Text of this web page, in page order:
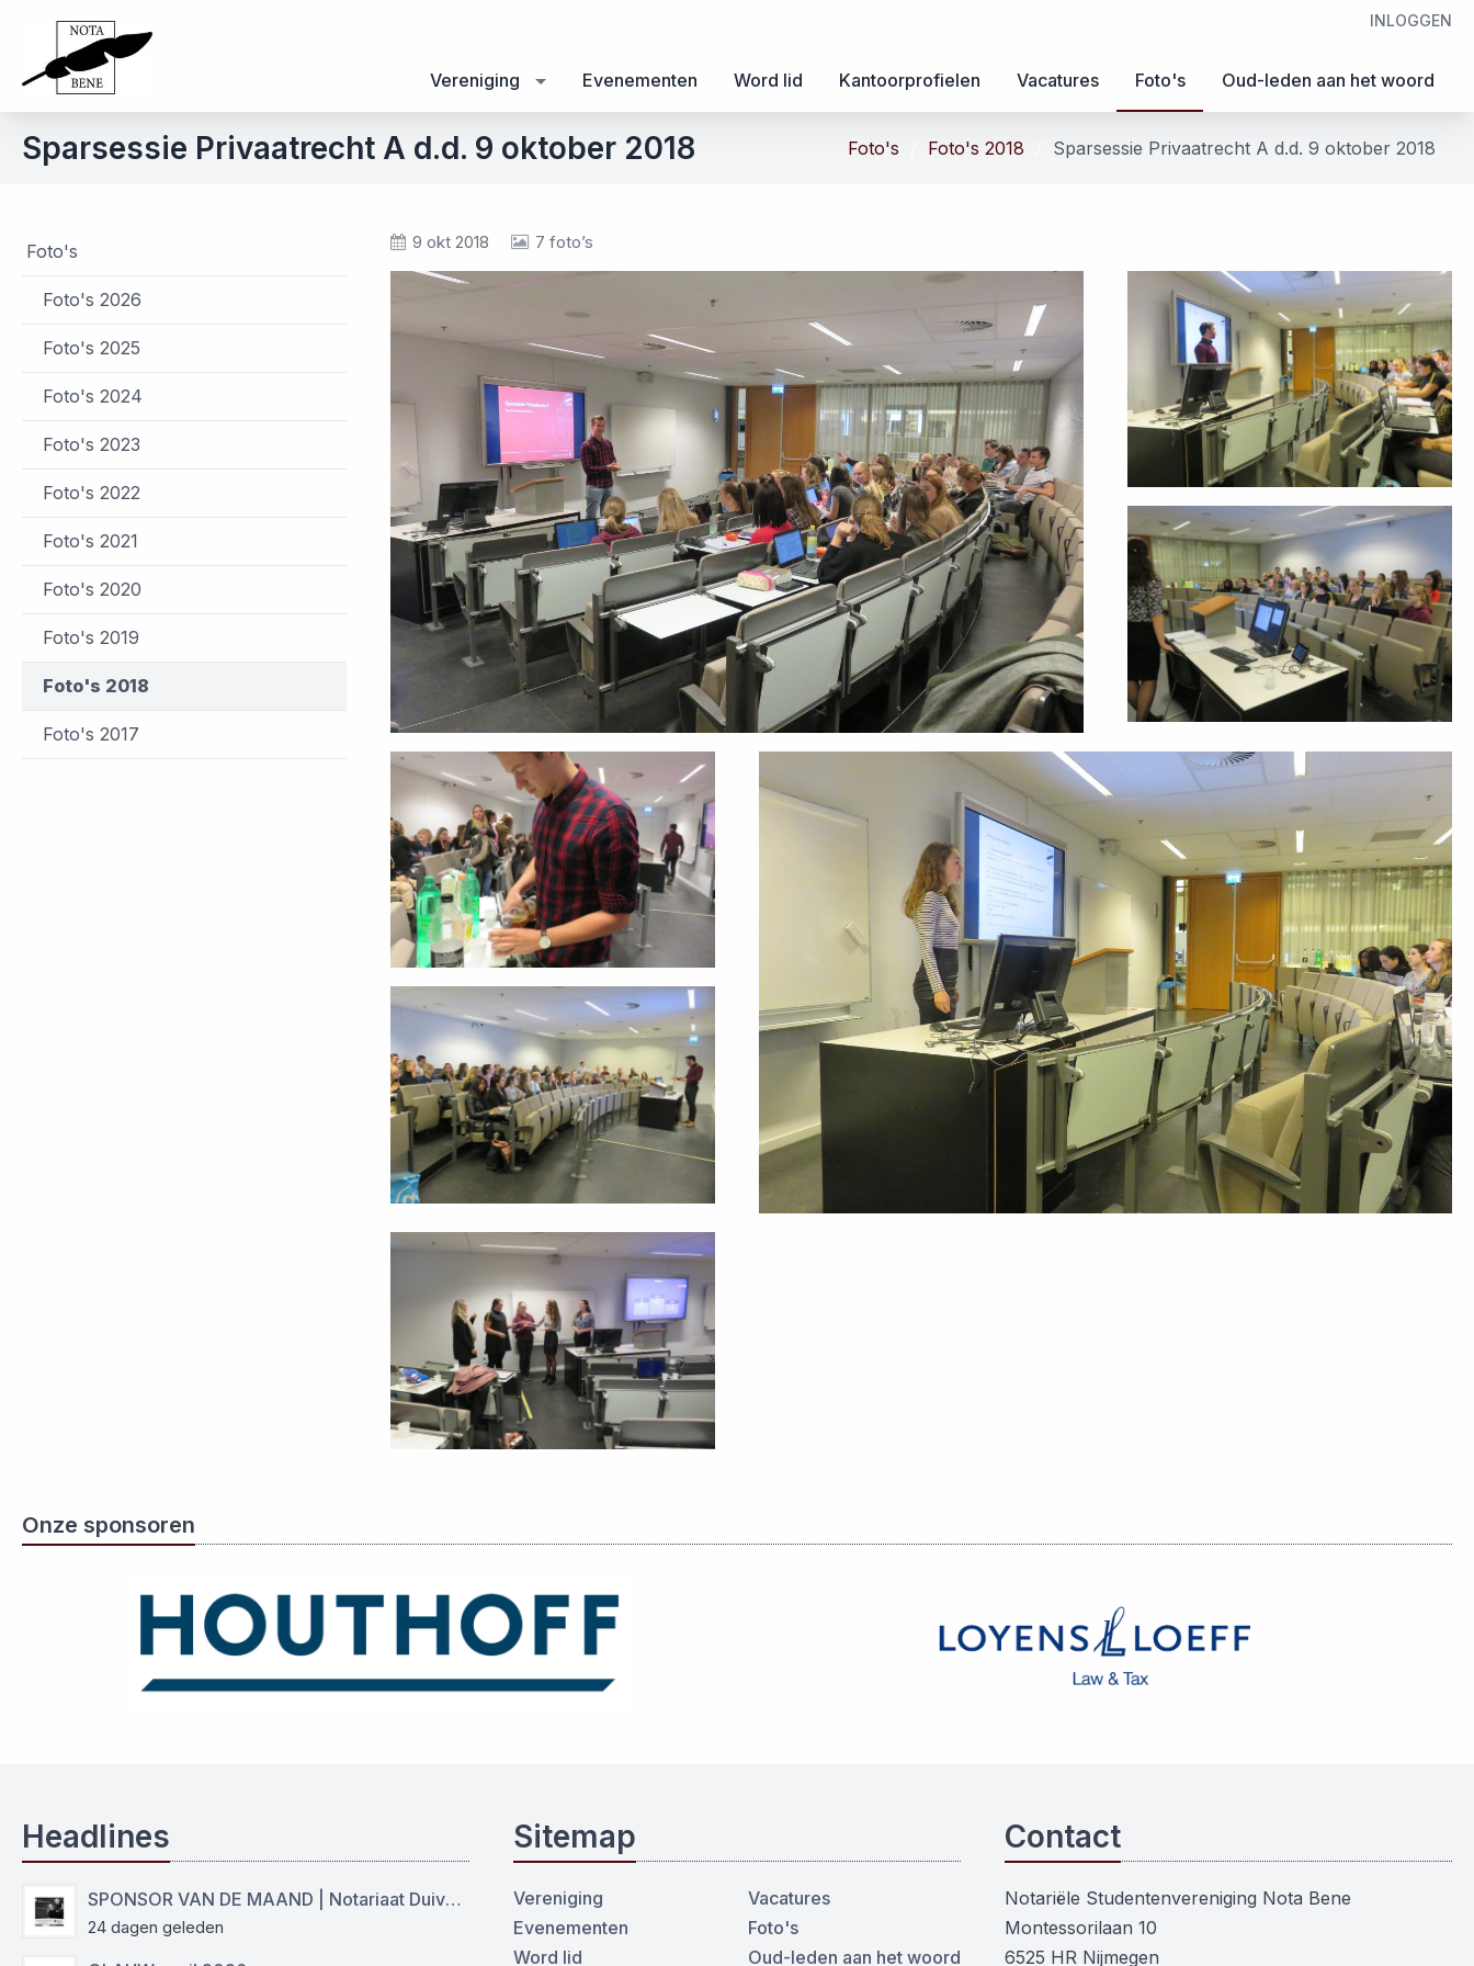
INLOGGEN
Vereniging Evenementen Word lid Kantoorprofielen Vacatures Foto's Oud-leden aan het woord
Foto's Foto's 2018 Sparsessie Privaatrecht A d.d. 9 oktober 2018
Sparsessie Privaatrecht A d.d. 9 oktober 2018
Foto's
Foto's 2026
Foto's 2025
Foto's 2024
Foto's 2023
Foto's 2022
Foto's 2021
Foto's 2020
Foto's 2019
Foto's 2018
Foto's 2017
9 okt 2018 7 foto’s
Onze sponsoren
Headlines
SPONSOR VAN DE MAAND | Notariaat Duiven Westervoort
24 dagen geleden
Sitemap
Vereniging
Evenementen
Word lid
Vacatures
Foto's
Oud-leden aan het woord
Contact
Notariële Studentenvereniging Nota Bene
Montessorilaan 10
6525 HR Nijmegen